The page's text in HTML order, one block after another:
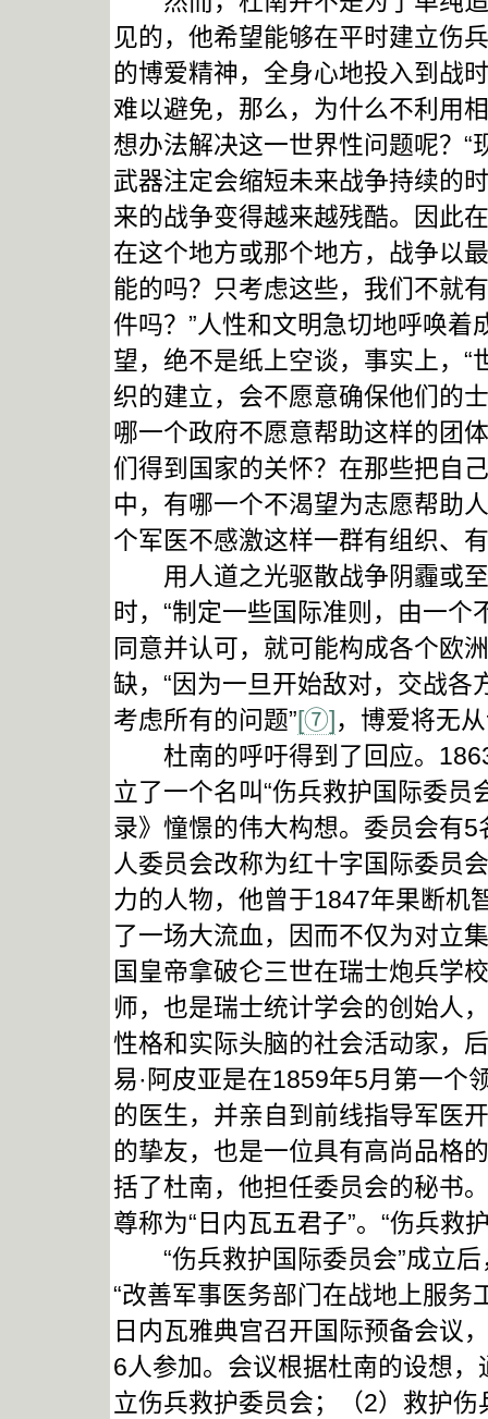
见的，他希望能够在平时建立伤
的博爱精神，全身心地投入到战
难以避免，那么，为什么不利用
想办法解决这一世界性问题呢？
武器注定会缩短未来战争持续的
来的战争变得越来越残酷。因此
在这个地方或那个地方，战争以
能的吗？只考虑这些，我们不就
件吗？”人性和文明急切地呼唤
望，绝不是纸上空谈，事实上，
织的建立，会不愿意确保他们的
哪一个政府不愿意帮助这样的团
们得到国家的关怀？在那些把自
中，有哪一个不渴望为志愿帮助
个军医不感激这样一群有组织、
用人道之光驱散战争阴霾或至
时，“制定一些国际准则，由一
同意并认可，就可能构成各个欧
缺，“因为一旦开始敌对，交战
考虑所有的问题”[⑦]，博爱将无
杜南的呼吁得到了回应。1863
立了一个名叫“伤兵救护国际委员
录》憧憬的伟大构想。委员会有
人委员会改称为红十字国际委员
力的人物，他曾于1847年果断机
了一场大流血，因而不仅为对立
国皇帝拿破仑三世在瑞士炮兵学
师，也是瑞士统计学会的创始人
性格和实际头脑的社会活动家，
易·阿皮亚是在1859年5月第一个
的医生，并亲自到前线指导军医
的挚友，也是一位具有高尚品格
括了杜南，他担任委员会的秘书
尊称为“日内瓦五君子”。“伤兵救
“伤兵救护国际委员会”成立后
“改善军事医务部门在战地上服
日内瓦雅典宫召开国际预备会议
6人参加。会议根据杜南的设想
立伤兵救护委员会；（2）救护